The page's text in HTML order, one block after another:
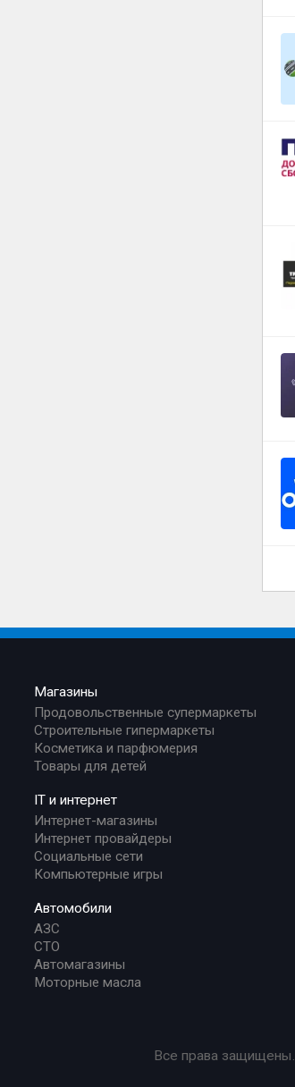
Магазины
Продовольственные супермаркеты
Строительные гипермаркеты
Косметика и парфюмерия
Товары для детей
IT и интернет
Интернет-магазины
Интернет провайдеры
Социальные сети
Компьютерные игры
Автомобили
АЗС
СТО
Автомагазины
Моторные масла
Все права защищены.